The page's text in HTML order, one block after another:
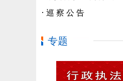
· 巡 察 公 告
专题